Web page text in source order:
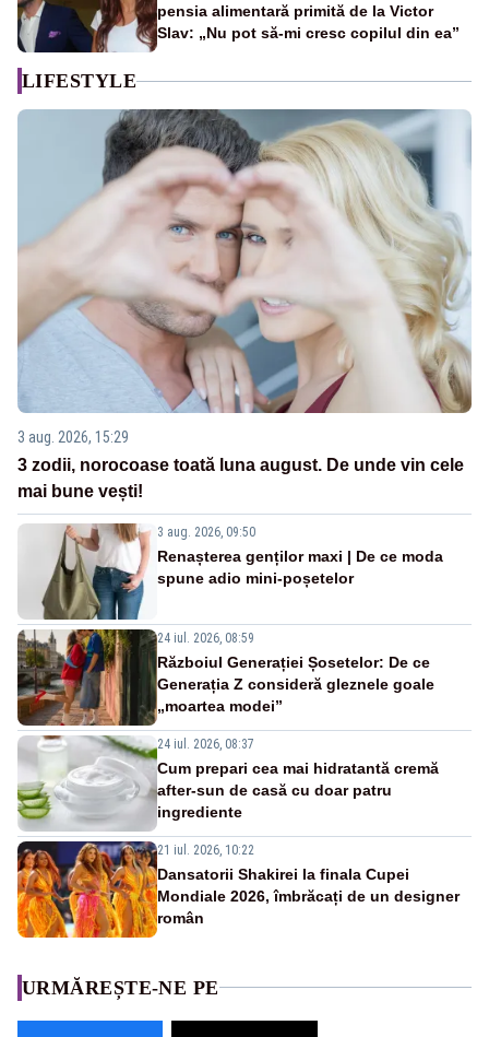
pensia alimentară primită de la Victor
Slav: „Nu pot să-mi cresc copilul din ea”
LIFESTYLE
3 aug. 2026, 15:29
3 zodii, norocoase toată luna august. De unde vin cele
mai bune vești!
3 aug. 2026, 09:50
Renașterea genților maxi | De ce moda
spune adio mini-poșetelor
24 iul. 2026, 08:59
Războiul Generației Șosetelor: De ce
Generația Z consideră gleznele goale
„moartea modei”
24 iul. 2026, 08:37
Cum prepari cea mai hidratantă cremă
after-sun de casă cu doar patru
ingrediente
21 iul. 2026, 10:22
Dansatorii Shakirei la finala Cupei
Mondiale 2026, îmbrăcați de un designer
român
URMĂREȘTE-NE PE